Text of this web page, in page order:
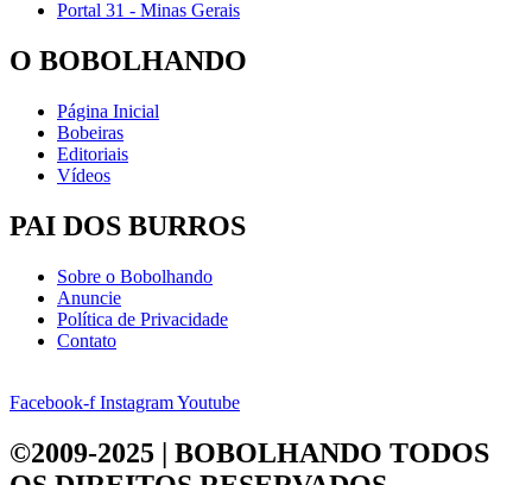
Portal 31 - Minas Gerais
O BOBOLHANDO
Página Inicial
Bobeiras
Editoriais
Vídeos
PAI DOS BURROS
Sobre o Bobolhando
Anuncie
Política de Privacidade
Contato
Facebook-f InstagramYoutube
©2009-2025 | BOBOLHANDO TODOS